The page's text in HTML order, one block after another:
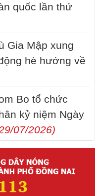
quốc lần thứ
Gia Mập xung
hè hướng về
Bo tổ chức
kỷ niệm Ngày
07/2026)